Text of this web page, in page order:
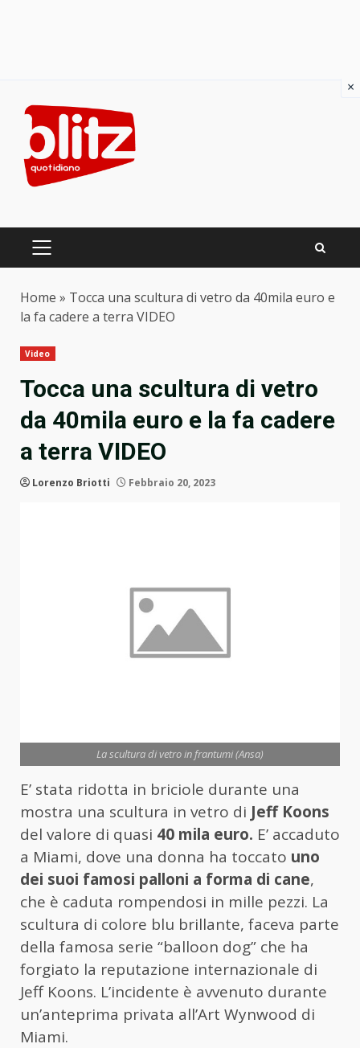
content
PRIMARY
Home » Tocca una scultura di vetro da 40mila euro e
la fa cadere a terra VIDEO
Video
Tocca una scultura di vetro
da 40mila euro e la fa cadere
a terra VIDEO
Lorenzo Briotti Febbraio 20, 2023
La scultura di vetro in frantumi (Ansa)
E’ stata ridotta in briciole durante una
mostra una scultura in vetro di Jeff Koons
del valore di quasi 40 mila euro. E’ accaduto
a Miami, dove una donna ha toccato uno
dei suoi famosi palloni a forma di cane,
che è caduta rompendosi in mille pezzi. La
scultura di colore blu brillante, faceva parte
della famosa serie “balloon dog” che ha
forgiato la reputazione internazionale di
Jeff Koons. L’incidente è avvenuto durante
un’anteprima privata all’Art Wynwood di
Miami.
×